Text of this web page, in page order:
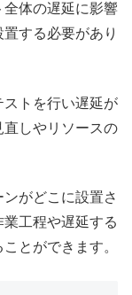
全体の遅延に影響
する必要があり
トを行い遅延が
しやリソースの
がどこに設置さ
工程や遅延する
とができます。